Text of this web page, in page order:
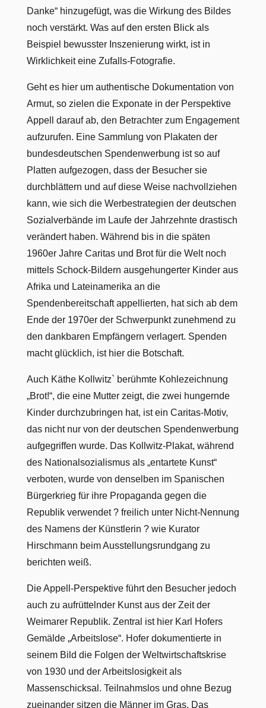
Danke“ hinzugefügt, was die Wirkung des Bildes
noch verstärkt. Was auf den ersten Blick als
Beispiel bewusster Inszenierung wirkt, ist in
Wirklichkeit eine Zufalls-Fotografie.
Geht es hier um authentische Dokumentation von
Armut, so zielen die Exponate in der Perspektive
Appell darauf ab, den Betrachter zum Engagement
aufzurufen. Eine Sammlung von Plakaten der
bundesdeutschen Spendenwerbung ist so auf
Platten aufgezogen, dass der Besucher sie
durchblättern und auf diese Weise nachvollziehen
kann, wie sich die Werbestrategien der deutschen
Sozialverbände im Laufe der Jahrzehnte drastisch
verändert haben. Während bis in die späten
1960er Jahre Caritas und Brot für die Welt noch
mittels Schock-Bildern ausgehungerter Kinder aus
Afrika und Lateinamerika an die
Spendenbereitschaft appellierten, hat sich ab dem
Ende der 1970er der Schwerpunkt zunehmend zu
den dankbaren Empfängern verlagert. Spenden
macht glücklich, ist hier die Botschaft.
Auch Käthe Kollwitz` berühmte Kohlezeichnung
„Brot!“, die eine Mutter zeigt, die zwei hungernde
Kinder durchzubringen hat, ist ein Caritas-Motiv,
das nicht nur von der deutschen Spendenwerbung
aufgegriffen wurde. Das Kollwitz-Plakat, während
des Nationalsozialismus als „entartete Kunst“
verboten, wurde von denselben im Spanischen
Bürgerkrieg für ihre Propaganda gegen die
Republik verwendet ? freilich unter Nicht-Nennung
des Namens der Künstlerin ? wie Kurator
Hirschmann beim Ausstellungsrundgang zu
berichten weiß.
Die Appell-Perspektive führt den Besucher jedoch
auch zu aufrüttelnder Kunst aus der Zeit der
Weimarer Republik. Zentral ist hier Karl Hofers
Gemälde „Arbeitslose“. Hofer dokumentierte in
seinem Bild die Folgen der Weltwirtschaftskrise
von 1930 und der Arbeitslosigkeit als
Massenschicksal. Teilnahmslos und ohne Bezug
zueinander sitzen die Männer im Gras. Das